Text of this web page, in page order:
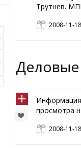
Трутнев.
2008-11-
Деловые
Информация
просмотра
2008-11-